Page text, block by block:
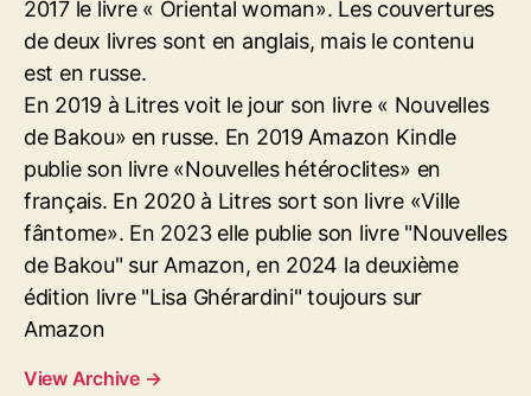
2017 le livre « Oriental woman». Les couvertures
de deux livres sont en anglais, mais le contenu
est en russe.
En 2019 à Litres voit le jour son livre « Nouvelles
de Bakou» en russe. En 2019 Amazon Kindle
publie son livre «Nouvelles hétéroclites» en
français. En 2020 à Litres sort son livre «Ville
fântome». En 2023 elle publie son livre "Nouvelles
de Bakou" sur Amazon, en 2024 la deuxième
édition livre "Lisa Ghérardini" toujours sur
Amazon
View Archive →